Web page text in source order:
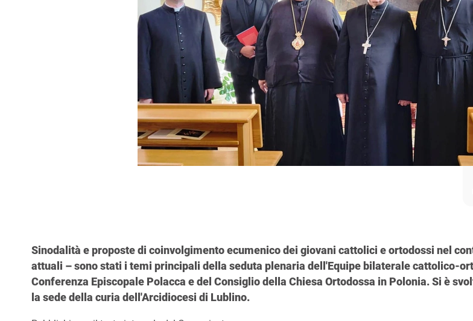
Sinodalità e proposte di coinvolgimento ecumenico dei giovani cattolici e ortodossi nel
attuali – sono stati i temi principali della seduta plenaria dell'Equipe bilaterale cattolico-
Conferenza Episcopale Polacca e del Consiglio della Chiesa Ortodossa in Polonia. Si è
la sede della curia dell'Arcidiocesi di Lublino.